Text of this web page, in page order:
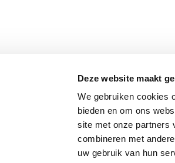
Deze website maakt
We gebruiken cookies
bieden en om ons
site met onze partners
combineren met
uw gebruik van hun